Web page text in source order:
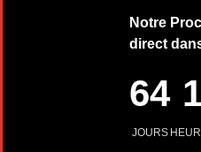
Notre
direct
64
JOURS